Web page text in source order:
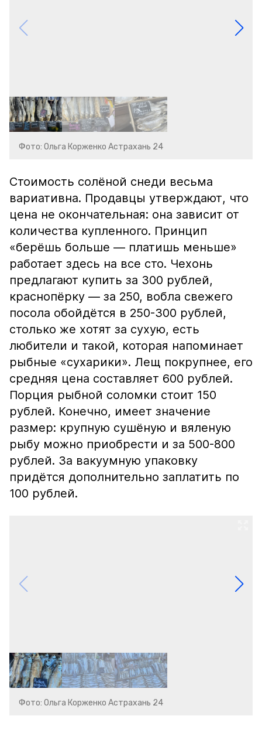
Фото: Ольга Корженко Астрахань 24
Стоимость солёной снеди весьма
вариативна. Продавцы утверждают, что
цена не окончательная: она зависит от
количества купленного. Принцип
«берёшь больше — платишь меньше»
работает здесь на все сто. Чехонь
предлагают купить за 300 рублей,
краснопёрку — за 250, вобла свежего
посола обойдётся в 250-300 рублей,
столько же хотят за сухую, есть
любители и такой, которая напоминает
рыбные «сухарики». Лещ покрупнее, его
средняя цена составляет 600 рублей.
Порция рыбной соломки стоит 150
рублей. Конечно, имеет значение
размер: крупную сушёную и вяленую
рыбу можно приобрести и за 500-800
рублей. За вакуумную упаковку
придётся дополнительно заплатить по
100 рублей.
Фото: Ольга Корженко Астрахань 24